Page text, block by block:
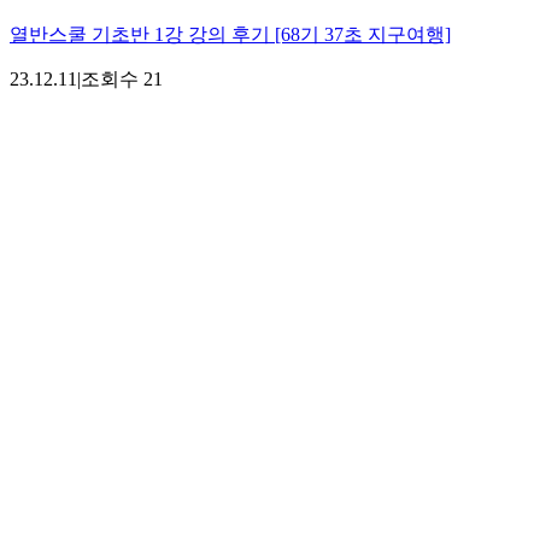
열반스쿨 기초반 1강 강의 후기 [68기 37초 지구여행]
23.12.11 |조회수 21